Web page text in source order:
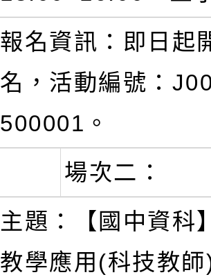
報名資訊：即日起
名，活動編號：
500001。
場次二：
主題：【國中資科
教學應用(科技教